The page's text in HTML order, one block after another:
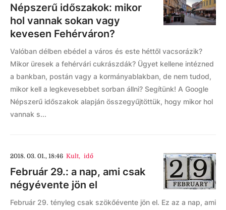
Népszerű időszakok: mikor
hol vannak sokan vagy
kevesen Fehérváron?
Valóban délben ebédel a város és este héttől vacsorázik?
Mikor üresek a fehérvári cukrászdák? Ügyet kellene intézned
a bankban, postán vagy a kormányablakban, de nem tudod,
mikor kell a legkevesebbet sorban állni? Segítünk! A Google
Népszerű időszakok alapján összegyűjtöttük, hogy mikor hol
vannak s...
2018. 03. 01., 18:46 Kult, idő
Február 29.: a nap, ami csak
négyévente jön el
Február 29. tényleg csak szökőévente jön el. Ez az a nap, ami